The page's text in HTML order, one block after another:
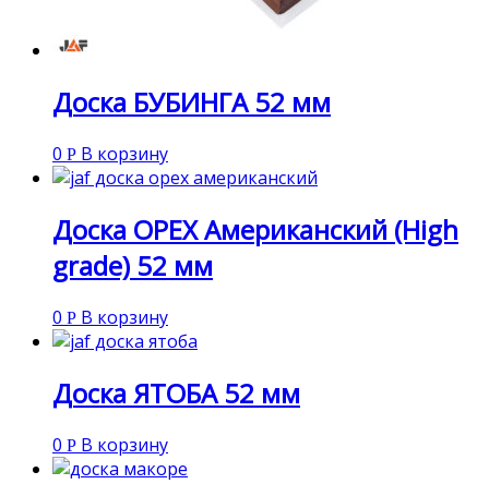
Доска БУБИНГА 52 мм
0 Р В корзину
Доска ОРЕХ Американский (High
grade) 52 мм
0 Р В корзину
Доска ЯТОБА 52 мм
0 Р В корзину